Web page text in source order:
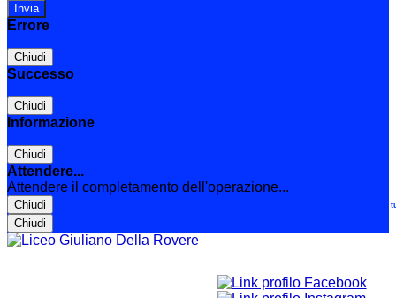
Errore
Chiudi
Successo
Chiudi
Informazione
Chiudi
Attendere...
Attendere il completamento dell'operazione...
Chiudi
Chiudi
Le